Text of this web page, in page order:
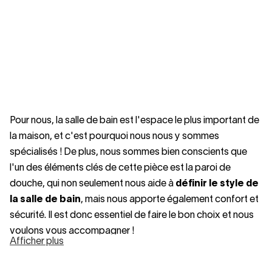
Pour nous, la salle de bain est l'espace le plus important de
la maison, et c'est pourquoi nous nous y sommes
spécialisés ! De plus, nous sommes bien conscients que
l'un des éléments clés de cette pièce est la paroi de
douche, qui non seulement nous aide à définir le style de
la salle de bain, mais nous apporte également confort et
sécurité. Il est donc essentiel de faire le bon choix et nous
voulons vous accompagner !
Afficher plus